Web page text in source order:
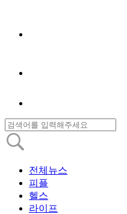
전체뉴스
피플
헬스
라이프